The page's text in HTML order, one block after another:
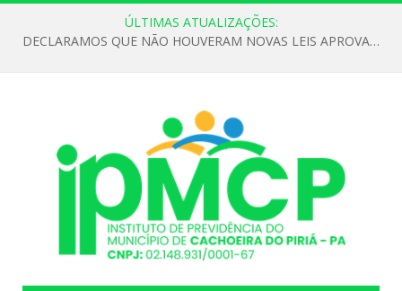
ÚLTIMAS ATUALIZAÇÕES:
DECLARAMOS QUE NÃO HOUVERAM NOVAS LEIS APROVADAS ATÉ O MOMENTO PARA O INSTITUTO DE PREVIDÊNCIA NO ANO DE 2026